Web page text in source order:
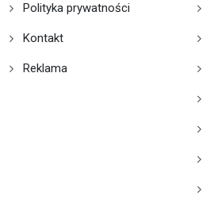
Polityka prywatności
Kontakt
Reklama